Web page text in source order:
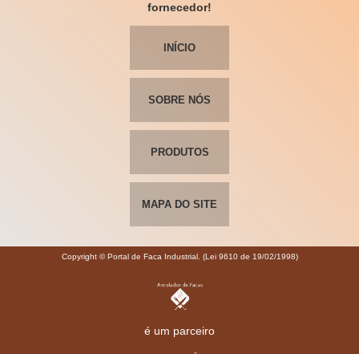
fornecedor!
INÍCIO
SOBRE NÓS
PRODUTOS
MAPA DO SITE
Copyright © Portal de Faca Industrial. (Lei 9610 de 19/02/1998)
é um parceiro